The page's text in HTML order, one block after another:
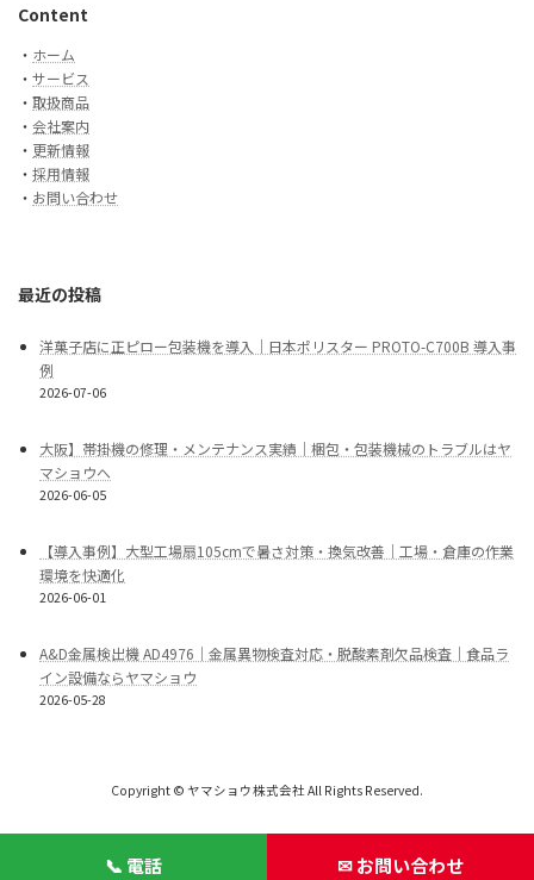
Content
・ ホーム
・ サービス
・ 取扱商品
・ 会社案内
・ 更新情報
・ 採用情報
・ お問い合わせ
最近の投稿
洋菓子店に正ピロー包装機を導入｜日本ポリスター PROTO-C700B 導入事
例
2026-07-06
大阪】帯掛機の修理・メンテナンス実績｜梱包・包装機械のトラブルはヤ
マショウへ
2026-06-05
【導入事例】大型工場扇105cmで暑さ対策・換気改善｜工場・倉庫の作業
環境を快適化
2026-06-01
A&D金属検出機 AD4976｜金属異物検査対応・脱酸素剤欠品検査｜食品ラ
イン設備ならヤマショウ
2026-05-28
Copyright © ヤマショウ株式会社 All Rights Reserved.
📞 電話 ✉ お問い合わせ